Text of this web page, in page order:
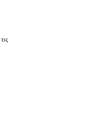
τις